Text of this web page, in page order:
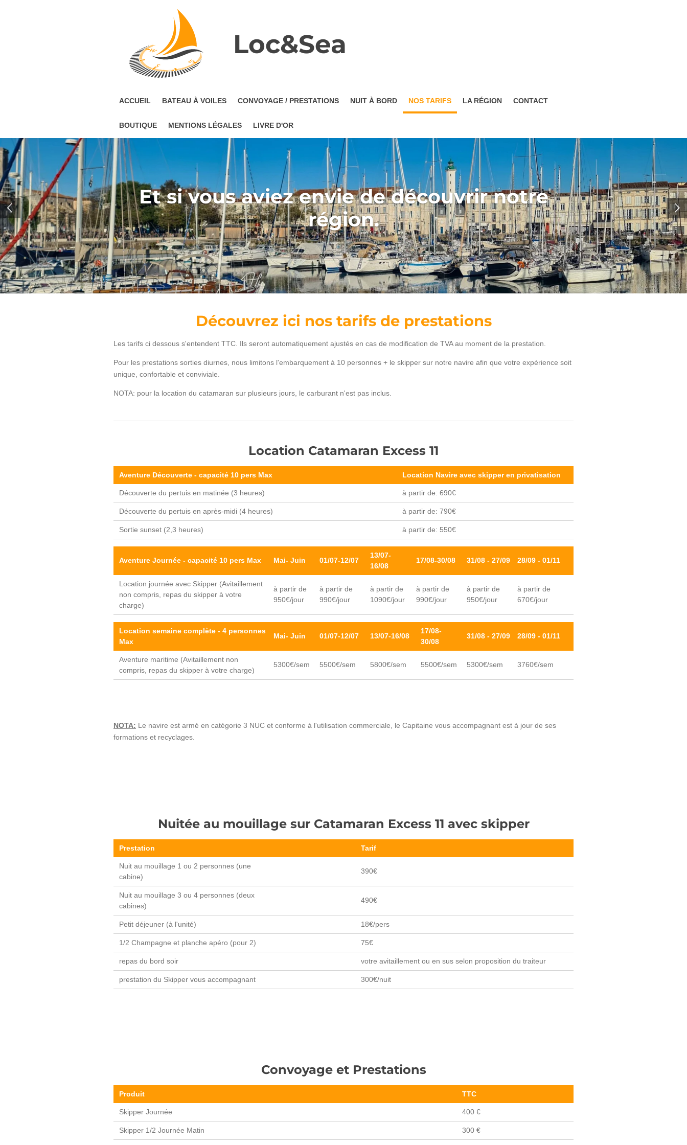
Loc&Sea
ACCUEIL BATEAU À VOILES CONVOYAGE / PRESTATIONS NUIT À BORD NOS TARIFS LA RÉGION CONTACT
BOUTIQUE MENTIONS LÉGALES LIVRE D'OR
Et si vous aviez envie de découvrir notre
région.
Découvrez ici nos tarifs de prestations
Les tarifs ci dessous s'entendent TTC. Ils seront automatiquement ajustés en cas de modification de TVA au moment de la prestation.
Pour les prestations sorties diurnes, nous limitons l'embarquement à 10 personnes + le skipper sur notre navire afin que votre expérience soit
unique, confortable et conviviale.
NOTA: pour la location du catamaran sur plusieurs jours, le carburant n'est pas inclus.
Location Catamaran Excess 11
Aventure Découverte - capacité 10 pers Max Location Navire avec skipper en privatisation
Découverte du pertuis en matinée (3 heures) à partir de: 690€
Découverte du pertuis en après-midi (4 heures) à partir de: 790€
Sortie sunset (2,3 heures) à partir de: 550€
Aventure Journée - capacité 10 pers Max Mai- Juin 01/07-12/07
13/07-
16/08
17/08-30/08 31/08 - 27/09 28/09 - 01/11
Location journée avec Skipper (Avitaillement
non compris, repas du skipper à votre
charge)
à partir de
950€/jour
à partir de
990€/jour
à partir de
1090€/jour
à partir de
990€/jour
à partir de
950€/jour
à partir de
670€/jour
Location semaine complète - 4 personnes
Max
Mai- Juin 01/07-12/07 13/07-16/08
17/08-
30/08
31/08 - 27/09 28/09 - 01/11
Aventure maritime (Avitaillement non
compris, repas du skipper à votre charge)
5300€/sem 5500€/sem 5800€/sem 5500€/sem 5300€/sem 3760€/sem
NOTA: Le navire est armé en catégorie 3 NUC et conforme à l'utilisation commerciale, le Capitaine vous accompagnant est à jour de ses
formations et recyclages.
Nuitée au mouillage sur Catamaran Excess 11 avec skipper
Prestation Tarif
Nuit au mouillage 1 ou 2 personnes (une
cabine)
390€
Nuit au mouillage 3 ou 4 personnes (deux
cabines)
490€
Petit déjeuner (à l'unité) 18€/pers
1/2 Champagne et planche apéro (pour 2) 75€
repas du bord soir votre avitaillement ou en sus selon proposition du traiteur
prestation du Skipper vous accompagnant 300€/nuit
Convoyage et Prestations
Produit TTC
Skipper Journée 400 €
Skipper 1/2 Journée Matin 300 €